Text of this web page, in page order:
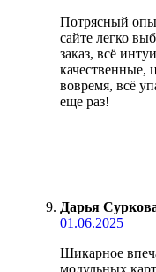
Потрясный
сайте легко
заказ, всё
качественные,
вовремя, всё
еще раз!
Дарья
01.06.2025
Шикарное
модульных